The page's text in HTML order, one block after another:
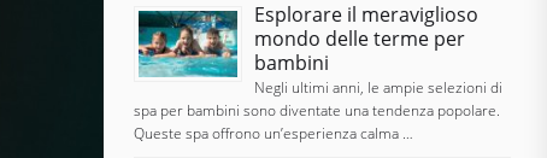
Esplorare il meraviglioso
mondo delle terme per
bambini
Negli ultimi anni, le ampie selezioni di
spa per bambini sono diventate una tendenza popolare.
Queste spa offrono un’esperienza calma …